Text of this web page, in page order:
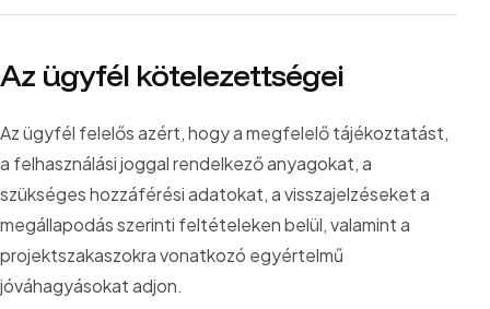
Az ügyfél kötelezettségei
Az ügyfél felelős azért, hogy a megfelelő tájékoztatást,
a felhasználási joggal rendelkező anyagokat, a
szükséges hozzáférési adatokat, a visszajelzéseket a
megállapodás szerinti feltételeken belül, valamint a
projektszakaszokra vonatkozó egyértelmű
jóváhagyásokat adjon.